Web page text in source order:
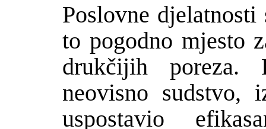
Poslovne
to pogodno mjesto
drukčijih poreza.
neovisno sudstvo,
uspostavio